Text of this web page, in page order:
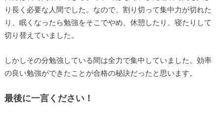
り長く必要な人間でした。なので、割り切って集中力が切れた
り、眠くなったら勉強をそこでやめ、休憩したり、寝たりして
切り替えていました。
しかしその分勉強している間は全力で集中していました。効率
の良い勉強ができたことが合格の秘訣だったと思います。
最後に一言ください！